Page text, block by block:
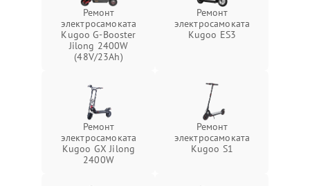
Ремонт
электросамоката
Kugoo G-Booster
Jilong 2400W
(48V/23Ah)
Ремонт
электросамоката
Kugoo ES3
Ремонт
электросамоката
Kugoo GX Jilong
2400W
Ремонт
электросамоката
Kugoo S1